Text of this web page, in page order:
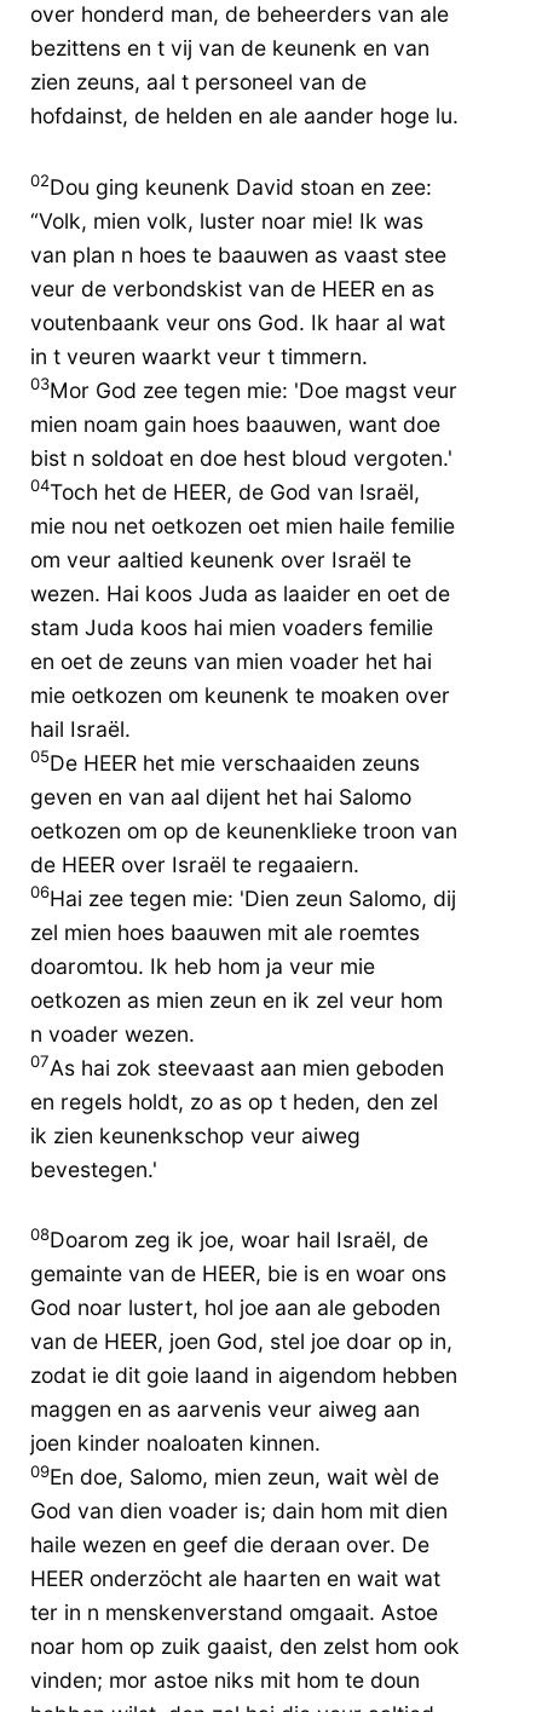
over honderd man, de beheerders van ale
bezittens en t vij van de keunenk en van
zien zeuns, aal t personeel van de
hofdainst, de helden en ale aander hoge lu.
02Dou ging keunenk David stoan en zee:
“Volk, mien volk, luster noar mie! Ik was
van plan n hoes te baauwen as vaast stee
veur de verbondskist van de HEER en as
voutenbaank veur ons God. Ik haar al wat
in t veuren waarkt veur t timmern.
03Mor God zee tegen mie: 'Doe magst veur
mien noam gain hoes baauwen, want doe
bist n soldoat en doe hest bloud vergoten.'
04Toch het de HEER, de God van Israël,
mie nou net oetkozen oet mien haile femilie
om veur aaltied keunenk over Israël te
wezen. Hai koos Juda as laaider en oet de
stam Juda koos hai mien voaders femilie
en oet de zeuns van mien voader het hai
mie oetkozen om keunenk te moaken over
hail Israël.
05De HEER het mie verschaaiden zeuns
geven en van aal dijent het hai Salomo
oetkozen om op de keunenklieke troon van
de HEER over Israël te regaaiern.
06Hai zee tegen mie: 'Dien zeun Salomo, dij
zel mien hoes baauwen mit ale roemtes
doaromtou. Ik heb hom ja veur mie
oetkozen as mien zeun en ik zel veur hom
n voader wezen.
07As hai zok steevaast aan mien geboden
en regels holdt, zo as op t heden, den zel
ik zien keunenkschop veur aiweg
bevestegen.'
08Doarom zeg ik joe, woar hail Israël, de
gemainte van de HEER, bie is en woar ons
God noar lustert, hol joe aan ale geboden
van de HEER, joen God, stel joe doar op in,
zodat ie dit goie laand in aigendom hebben
maggen en as aarvenis veur aiweg aan
joen kinder noaloaten kinnen.
09En doe, Salomo, mien zeun, wait wèl de
God van dien voader is; dain hom mit dien
haile wezen en geef die deraan over. De
HEER onderzöcht ale haarten en wait wat
ter in n menskenverstand omgaait. Astoe
noar hom op zuik gaaist, den zelst hom ook
vinden; mor astoe niks mit hom te doun